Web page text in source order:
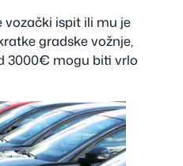
vozački ispit ili mu je
gradske vožnje,
3000€ mogu biti vrlo